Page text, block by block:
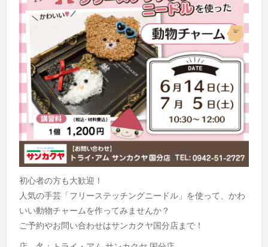
初心者の方も大歓迎！
人気の手芸「フリーステッチングニードル」を使って、かわ
いい動物チャームを作ってみませんか？
ご予約やお問い合わせはサンカクヤ国分店まで！